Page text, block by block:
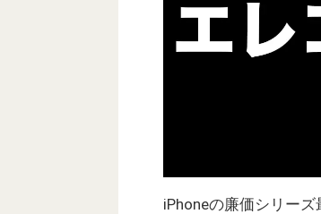
iPhoneの廉価シリー